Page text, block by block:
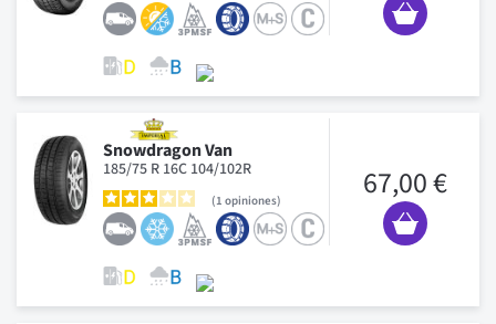
Snowdragon Van
185/75 R 16C 104/102R
1 opiniones 67,00 €